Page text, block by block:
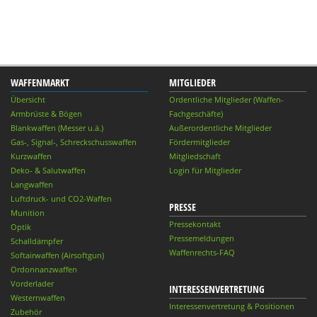
WAFFENMARKT
Übersicht
Armbrüste & Bögen
Blankwaffen (Messer u.ä.)
Gas-, Signal-, Schreckschusswaffen
Kurzwaffen
Deko- & Salutwaffen
Langwaffen
Luftdruck- und CO2-Waffen
Munition
Optik
Schalldämpfer
Softairwaffen (Airsoftgun)
Ordonnanzwaffen
Vorderlader
Westernwaffen
Zubehör
MITGLIEDER
Ordentliche Mitglieder (Waffen-
Fachgeschäfte)
Außerordentliche Mitglieder
Fördermitglieder
Mitgliedschaft
Login für Mitglieder
PRESSE
Pressekontakt
Pressemeldungen
Waffenrechts-FAQ
INTERESSENVERTRETUNG
Interessenvertretung & Positionen